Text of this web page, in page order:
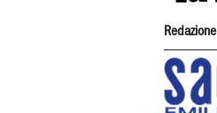
Redazione